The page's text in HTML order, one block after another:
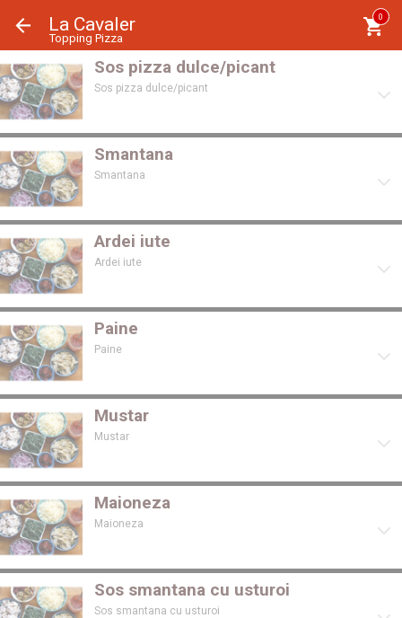
La Cavaler
Topping Pizza
0
Sos pizza dulce/picant
Sos pizza dulce/picant
Smantana
Smantana
Ardei iute
Ardei iute
Paine
Paine
Mustar
Mustar
Maioneza
Maioneza
Sos smantana cu usturoi
Sos smantana cu usturoi